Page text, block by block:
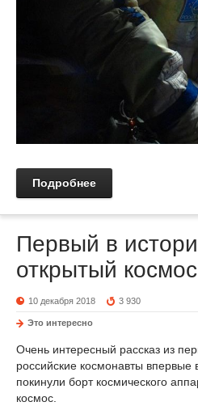
Подробнее
Первый в
открытый
10 декабря 2018 3 930
Это интересно
Очень интересный рассказ из
российские космонавты впервые
покинули борт космического
космос.